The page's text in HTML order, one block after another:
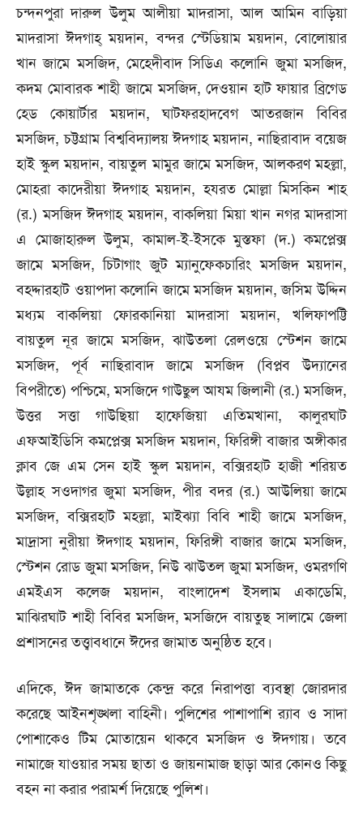
চন্দনপুরা দারুল উলুম আলীয়া মাদরাসা, আল আমিন বাড়িয়া
মাদরাসা ঈদগাহ্ ময়দান, বন্দর স্টেডিয়াম ময়দান, বোলোয়ার
খান জামে মসজিদ, মেহেদীবাদ সিডিএ কলোনি জুমা মসজিদ,
কদম মোবারক শাহী জামে মসজিদ, দেওয়ান হাট ফায়ার ব্রিগেড
হেড কোয়ার্টার ময়দান, ঘাটফরহাদবেগ আতরজান বিবির
মসজিদ, চট্টগ্রাম বিশ্ববিদ্যালয় ঈদগাহ ময়দান, নাছিরাবাদ বয়েজ
হাই স্কুল ময়দান, বায়তুল মামুর জামে মসজিদ, আলকরণ মহল্লা,
মোহরা কাদেরীয়া ঈদগাহ ময়দান, হযরত মোল্লা মিসকিন শাহ
(র.) মসজিদ ঈদগাহ ময়দান, বাকলিয়া মিয়া খান নগর মাদরাসা
এ মোজাহারুল উলুম, কামাল-ই-ইসকে মুস্তফা (দ.) কমপ্লেক্স
জামে মসজিদ, চিটাগাং জুট ম্যানুফেকচারিং মসজিদ ময়দান,
বহদ্দারহাট ওয়াপদা কলোনি জামে মসজিদ ময়দান, জসিম উদ্দিন
মধ্যম বাকলিয়া ফোরকানিয়া মাদরাসা ময়দান, খলিফাপট্টি
বায়তুল নূর জামে মসজিদ, ঝাউতলা রেলওয়ে স্টেশন জামে
মসজিদ, পূর্ব নাছিরাবাদ জামে মসজিদ (বিপ্লব উদ্যানের
বিপরীতে) পশ্চিমে, মসজিদে গাউছুল আযম জিলানী (র.) মসজিদ,
উত্তর সত্তা গাউছিয়া হাফেজিয়া এতিমখানা, কালুরঘাট
এফআইডিসি কমপ্লেক্স মসজিদ ময়দান, ফিরিঙ্গী বাজার অঙ্গীকার
ক্লাব জে এম সেন হাই স্কুল ময়দান, বক্সিরহাট হাজী শরিয়ত
উল্লাহ সওদাগর জুমা মসজিদ, পীর বদর (র.) আউলিয়া জামে
মসজিদ, বক্সিরহাট মহল্লা, মাইঝ্যা বিবি শাহী জামে মসজিদ,
মাদ্রাসা নুরীয়া ঈদগাহ ময়দান, ফিরিঙ্গী বাজার জামে মসজিদ,
স্টেশন রোড জুমা মসজিদ, নিউ ঝাউতল জুমা মসজিদ, ওমরগণি
এমইএস কলেজ ময়দান, বাংলাদেশ ইসলাম একাডেমি,
মাঝিরঘাট শাহী বিবির মসজিদ, মসজিদে বায়তুছ সালামে জেলা
প্রশাসনের তত্ত্বাবধানে ঈদের জামাত অনুষ্ঠিত হবে।
এদিকে, ঈদ জামাতকে কেন্দ্র করে নিরাপত্তা ব্যবস্থা জোরদার
করেছে আইনশৃঙ্খলা বাহিনী। পুলিশের পাশাপাশি র‍্যাব ও সাদা
পোশাকেও টিম মোতায়েন থাকবে মসজিদ ও ঈদগায়। তবে
নামাজে যাওয়ার সময় ছাতা ও জায়নামাজ ছাড়া আর কোনও কিছু
বহন না করার পরামর্শ দিয়েছে পুলিশ।